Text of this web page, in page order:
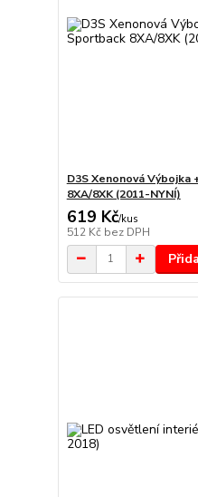
D3S Xenonová Výbojka
8XA/8XK (2011-NYNÍ)
619 Kč/kus
512 Kč bez DPH